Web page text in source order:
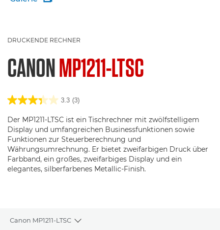
DRUCKENDE RECHNER
CANONMP1211-LTSC
3.3 (3)
Der MP1211-LTSC ist ein Tischrechner mit zwölfstelligem
Display und umfangreichen Businessfunktionen sowie
Funktionen zur Steuerberechnung und
Währungsumrechnung. Er bietet zweifarbigen Druck über
Farbband, ein großes, zweifarbiges Display und ein
elegantes, silberfarbenes Metallic-Finish.
Canon MP1211-LTSC
Toggle breadcrumbs